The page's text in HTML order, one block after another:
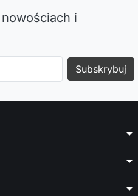
i
arrow_drop_down
arrow_drop_down
arrow_drop_down